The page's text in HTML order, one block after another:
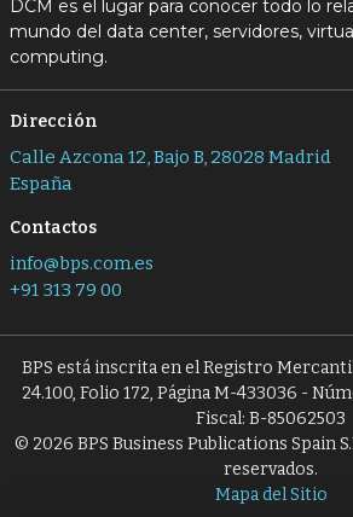
DCM es el lugar para conocer todo lo
mundo del data center, servidores,
computing.
Dirección
Calle Azcona 12, Bajo B, 28028 Madrid
España
Contactos
info@bps.com.es
+91 313 79 00
BPS está inscrita en el Registro
24.100, Folio 172, Página M-433036 -
Fiscal: B-85062503
© 2026 BPS Business Publications Spain
reservados.
Mapa del Sitio